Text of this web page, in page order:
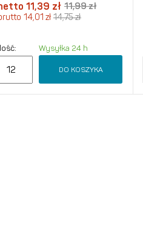
11,39 zł 11,99 zł
14,01 zł14,75 zł
Wysyłka 24 h
DO KOSZYKA